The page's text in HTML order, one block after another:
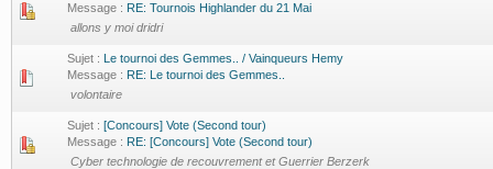
Message : RE: Tournois Highlander du 21 Mai
allons y moi dridri
Sujet : Le tournoi des Gemmes.. / Vainqueurs Hemy
Message : RE: Le tournoi des Gemmes..
volontaire
Sujet : [Concours] Vote (Second tour)
Message : RE: [Concours] Vote (Second tour)
Cyber technologie de recouvrement et Guerrier Berzerk